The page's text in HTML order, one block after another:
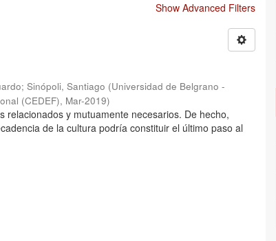
Show Advanced Filters
;Sinópoli, Santiago (Universidad de Belgrano -
(CEDEF), Mar-2019)
relacionados y mutuamente necesarios. De hecho,
de la cultura podría constituir el último paso al